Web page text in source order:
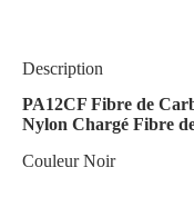
Description
PA12CF Fibre de
Nylon Chargé Fibre
Couleur Noir